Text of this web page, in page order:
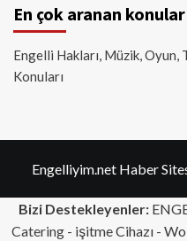
En çok aranan konular
Engelli Hakları, Müzik, Oyun,
Konuları
Engelliyim.net Haber
Bizi Destekleyenler:
Catering- işitme Cihazı -